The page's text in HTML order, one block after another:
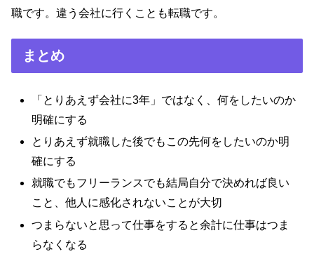
職です。違う会社に行くことも転職です。
まとめ
「とりあえず会社に3年」ではなく、何をしたいのか
明確にする
とりあえず就職した後でもこの先何をしたいのか明
確にする
就職でもフリーランスでも結局自分で決めれば良い
こと、他人に感化されないことが大切
つまらないと思って仕事をすると余計に仕事はつま
らなくなる